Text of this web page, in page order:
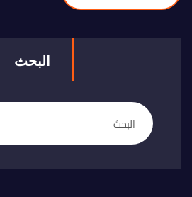
البحث